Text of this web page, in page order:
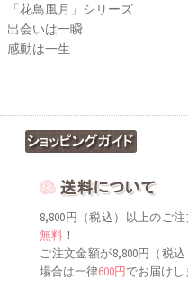
「花鳥風月」シリーズ
出会いは一瞬
感動は一生
8,800円（税込）以上のご
無料 ！
ご注文金額が8,800円（税
場合は一律600円でお届けし